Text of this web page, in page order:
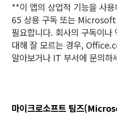
**이 앱의 상업적 기능을 사
65 상용 구독 또는
필요합니다. 회사의 구독이나
대해 잘 모르는 경우,
알아보거나 IT 부서에 문의하
마이크로소프트 팀즈